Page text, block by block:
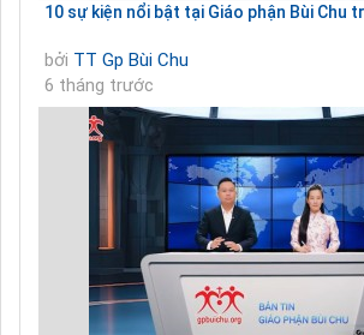
10 sự kiện nổi bật tại Giáo phận Bùi Chu
bởi TT Gp Bùi Chu
6 tháng trước